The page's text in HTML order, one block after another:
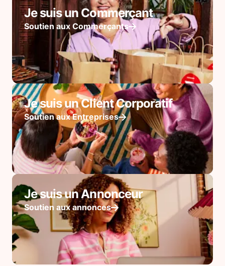
Je suis un Commerçant
Soutien aux Commerçants
Je suis un Client Corporatif
Soutien aux Entreprises
Je suis un Annonceur
Soutien aux annonces